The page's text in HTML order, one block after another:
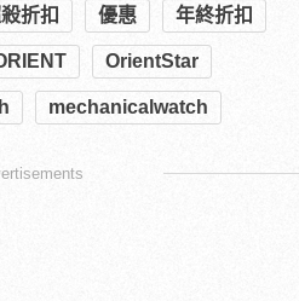
折扣 優惠 年終折扣
OrientStar
mechanicalwatch